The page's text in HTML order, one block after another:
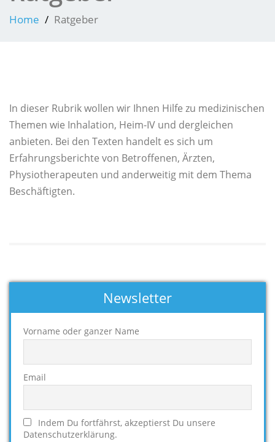
Home Ratgeber
In dieser Rubrik wollen wir Ihnen Hilfe zu medizinischen
Themen wie Inhalation, Heim-IV und dergleichen
anbieten. Bei den Texten handelt es sich um
Erfahrungsberichte von Betroffenen, Ärzten,
Physiotherapeuten und anderweitig mit dem Thema
Beschäftigten.
Newsletter
Vorname oder ganzer Name
Email
Indem Du fortfährst, akzeptierst Du unsere
Datenschutzerklärung.